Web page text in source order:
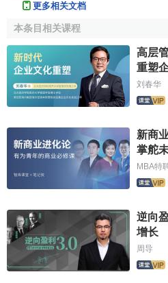
更多相关文档
本条目相关课程
高层
重塑
刘春华
新商
掌舵
MBA特
逆向
增长
周导